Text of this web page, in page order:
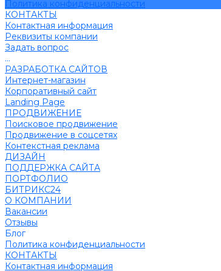
Политика конфиденциальности
КОНТАКТЫ
Контактная информация
Реквизиты компании
Задать вопрос
...
РАЗРАБОТКА САЙТОВ
Интернет-магазин
Корпоративный сайт
Landing Page
ПРОДВИЖЕНИЕ
Поисковое продвижение
Продвижение в соцсетях
Контекстная реклама
ДИЗАЙН
ПОДДЕРЖКА САЙТА
ПОРТФОЛИО
БИТРИКС24
О КОМПАНИИ
Вакансии
Отзывы
Блог
Политика конфиденциальности
КОНТАКТЫ
Контактная информация